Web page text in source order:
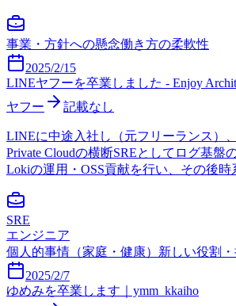
事業・方針への懸念働き方の柔軟性
2025/2/15
LINEヤフーを卒業しました - Enjoy
ヤフー
記載なし
LINEに中途入社し（元フリーランス）
Private Cloudの横断SREとしてログ基盤
Lokiの運用・OSS貢献を行い、その後時
SRE
エンジニア
個人的事情（家庭・健康） 新しい役割
2025/2/7
ゆめみを卒業します｜ymm_kkaiho